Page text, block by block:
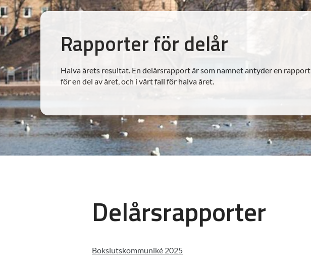
Rapporter för delår
Halva årets resultat. En delårsrapport är som namnet antyder en rapport
för en del av året, och i vårt fall för halva året.
Delårsrapporter
Bokslutskommuniké 2025